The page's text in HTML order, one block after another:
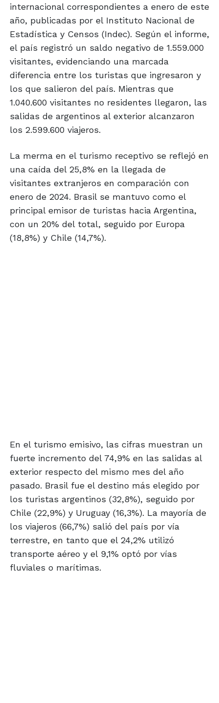
internacional correspondientes a enero de este
año, publicadas por el Instituto Nacional de
Estadística y Censos (Indec). Según el informe,
el país registró un saldo negativo de 1.559.000
visitantes, evidenciando una marcada
diferencia entre los turistas que ingresaron y
los que salieron del país. Mientras que
1.040.600 visitantes no residentes llegaron, las
salidas de argentinos al exterior alcanzaron
los 2.599.600 viajeros.
La merma en el turismo receptivo se reflejó en
una caída del 25,8% en la llegada de
visitantes extranjeros en comparación con
enero de 2024. Brasil se mantuvo como el
principal emisor de turistas hacia Argentina,
con un 20% del total, seguido por Europa
(18,8%) y Chile (14,7%).
En el turismo emisivo, las cifras muestran un
fuerte incremento del 74,9% en las salidas al
exterior respecto del mismo mes del año
pasado. Brasil fue el destino más elegido por
los turistas argentinos (32,8%), seguido por
Chile (22,9%) y Uruguay (16,3%). La mayoría de
los viajeros (66,7%) salió del país por vía
terrestre, en tanto que el 24,2% utilizó
transporte aéreo y el 9,1% optó por vías
fluviales o marítimas.